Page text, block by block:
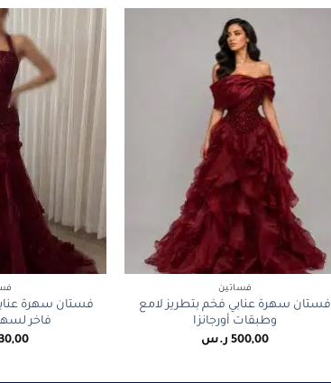
+
فساتين
فستان سهرة عنابي فخم بتطريز لامع
وطبقات أورجانزا
500,00 ر.س
فستان سهرة
فاخر